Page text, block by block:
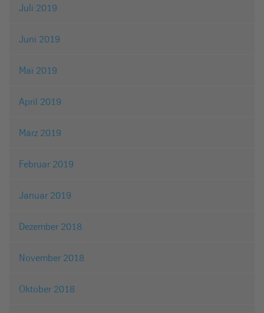
Juli 2019
Juni 2019
Mai 2019
April 2019
März 2019
Februar 2019
Januar 2019
Dezember 2018
November 2018
Oktober 2018